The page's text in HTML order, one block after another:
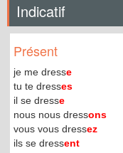
Indicatif
Présent
je me dresse
tu te dresses
il se dresse
nous nous dressons
vous vous dressez
ils se dressent